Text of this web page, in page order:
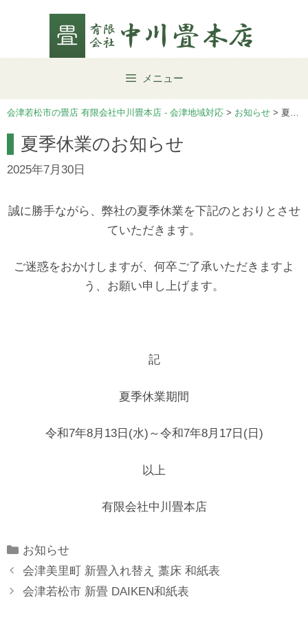
メニュー
会津若松市の畳店 有限会社中川畳本店 - 会津地域対応 > お知らせ > 夏季休業のお知らせ
夏季休業のお知らせ
2025年7月30日
誠に勝手ながら、弊社の夏季休業を下記のとおりとさせ
ていただきます。
ご迷惑をおかけしますが、何卒ご了承いただきますよ
う、お願い申し上げます。
記
夏季休業期間
令和7年8月13日(水)～令和7年8月17日(日)
以上
有限会社中川畳本店
Categories
お知らせ
会津美里町 新畳入れ替え 藁床 和紙表
会津若松市 新畳 DAIKEN和紙表